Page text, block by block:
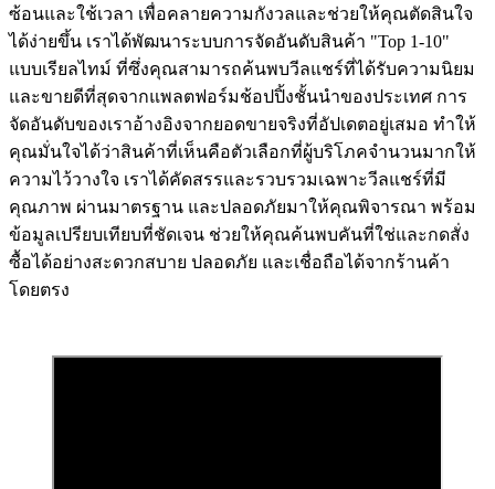
ซ้อนและใช้เวลา เพื่อคลายความกังวลและช่วยให้คุณตัดสินใจ
ได้ง่ายขึ้น เราได้พัฒนาระบบการจัดอันดับสินค้า "Top 1-10"
แบบเรียลไทม์ ที่ซึ่งคุณสามารถค้นพบวีลแชร์ที่ได้รับความนิยม
และขายดีที่สุดจากแพลตฟอร์มช้อปปิ้งชั้นนำของประเทศ การ
จัดอันดับของเราอ้างอิงจากยอดขายจริงที่อัปเดตอยู่เสมอ ทำให้
คุณมั่นใจได้ว่าสินค้าที่เห็นคือตัวเลือกที่ผู้บริโภคจำนวนมากให้
ความไว้วางใจ เราได้คัดสรรและรวบรวมเฉพาะวีลแชร์ที่มี
คุณภาพ ผ่านมาตรฐาน และปลอดภัยมาให้คุณพิจารณา พร้อม
ข้อมูลเปรียบเทียบที่ชัดเจน ช่วยให้คุณค้นพบคันที่ใช่และกดสั่ง
ซื้อได้อย่างสะดวกสบาย ปลอดภัย และเชื่อถือได้จากร้านค้า
โดยตรง